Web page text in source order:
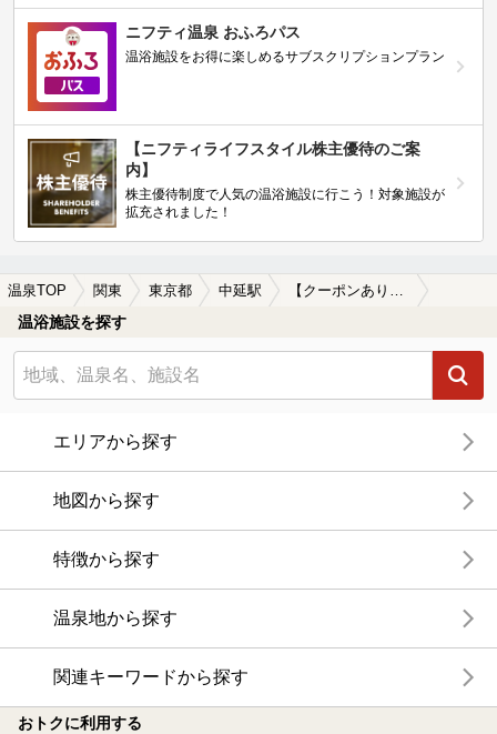
ニフティ温泉 おふろパス
温浴施設をお得に楽しめるサブスクリプションプラン
【ニフティライフスタイル株主優待のご案
内】
株主優待制度で人気の温浴施設に行こう！対象施設が
拡充されました！
温泉TOP 関東 東京都 中延駅 【クーポンあり】炭酸水素塩泉が楽しめる中延駅近くの温泉、日帰り温泉、スーパー銭湯おすすめ
温浴施設を探す
エリアから探す
地図から探す
特徴から探す
温泉地から探す
関連キーワードから探す
おトクに利用する